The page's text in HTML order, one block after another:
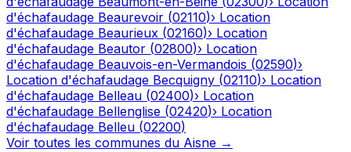
d'échafaudage Beaurevoir (02110)› Location
d'échafaudage Beaurieux (02160)› Location
d'échafaudage Beautor (02800)› Location
d'échafaudage Beauvois-en-Vermandois (02590)›
Location d'échafaudage Becquigny (02110)› Location
d'échafaudage Belleau (02400)› Location
d'échafaudage Bellenglise (02420)› Location
d'échafaudage Belleu (02200)
Voir toutes les communes du Aisne →